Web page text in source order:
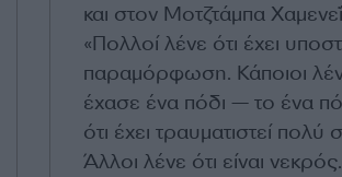
και στον Μοτζτάμπα
«Πολλοί λένε ότι έχει
παραμόρφωση. Κάποιοι
έχασε ένα πόδι — το ένα
ότι έχει τραυματιστεί
Άλλοι λένε ότι είναι